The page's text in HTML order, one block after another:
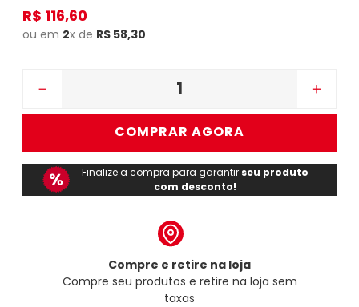
R$ 116,60
ou em 2x de R$ 58,30
＋
－
COMPRAR AGORA
Finalize a compra para garantir seu produto
com desconto!
Compre e retire na loja
Compre seu produtos e retire na loja sem
taxas